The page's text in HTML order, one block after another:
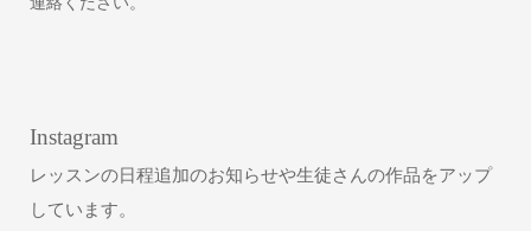
Instagram
レッスンの日程追加のお知らせや生徒さんの作品をアップ
しています。